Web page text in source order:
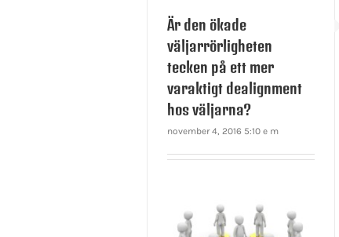
Är den ökade
väljarrörligheten
tecken på ett mer
varaktigt dealignment
hos väljarna?
november 4, 2016 5:10 e m